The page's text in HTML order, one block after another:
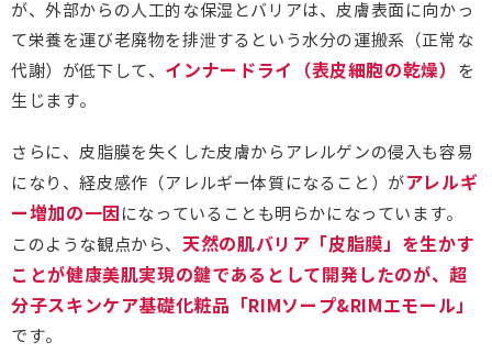
が、外部からの人工的な保湿とバリアは、皮膚表面に向かっ
て栄養を運び老廃物を排泄するという水分の運搬系（正常な
代謝）が低下して、 インナードライ（表皮細胞の乾燥）
を
生じます。
さらに、皮脂膜を失くした皮膚からアレルゲンの侵入も容易
になり、経皮感作（アレルギー体質になること）がアレルギ
ー増加の一因 になっていることも明らかになっています。
このような観点から、 天然の肌バリア「皮脂膜」を生かす
ことが健康美肌実現の鍵であるとして開発したのが、超
分子スキンケア基礎化粧品「RIMソープ&RIMエモール」
です。